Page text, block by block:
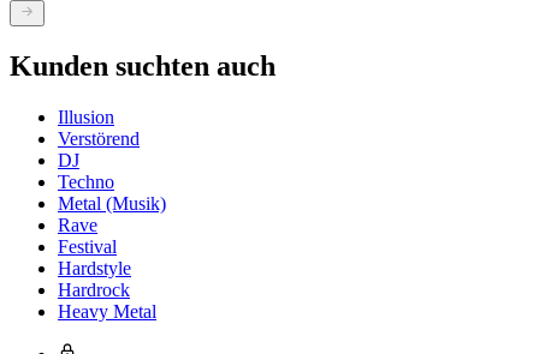
Kunden suchten auch
Illusion
Verstörend
DJ
Techno
Metal (Musik)
Rave
Festival
Hardstyle
Hardrock
Heavy Metal